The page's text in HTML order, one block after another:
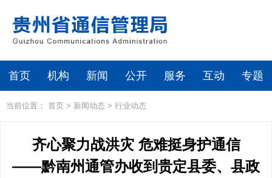
首页 机构 新闻 公开 服务 互动 专题
当前位置： 首页 > 新闻动态 > 行业动态
齐心聚力战洪灾 危难挺身护通信
——黔南州通管办收到贵定县委、县政